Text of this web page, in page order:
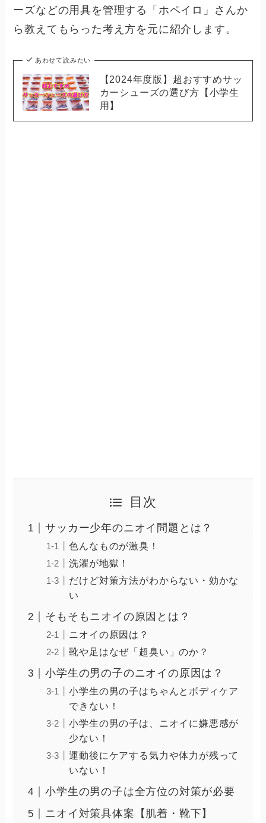
ーズなどの用具を管理する「ホペイロ」さんか
ら教えてもらった考え方を元に紹介します。
あわせて読みたい
【2024年度版】超おすすめサッ
カーシューズの選び方【小学生
用】
目次
サッカー少年のニオイ問題とは？
色んなものが激臭！
洗濯が地獄！
だけど対策方法がわからない・効かな
い
そもそもニオイの原因とは？
ニオイの原因は？
靴や足はなぜ「超臭い」のか？
小学生の男の子のニオイの原因は？
小学生の男の子はちゃんとボディケア
できない！
小学生の男の子は、ニオイに嫌悪感が
少ない！
運動後にケアする気力や体力が残って
いない！
小学生の男の子は全方位の対策が必要
ニオイ対策具体案【肌着・靴下】